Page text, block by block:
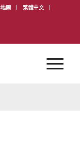
圖 繁體中文